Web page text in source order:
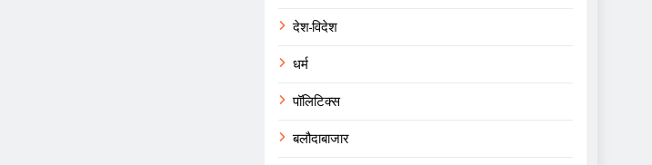
देश-विदेश
धर्म
पॉलिटिक्स
बलौदाबाजार